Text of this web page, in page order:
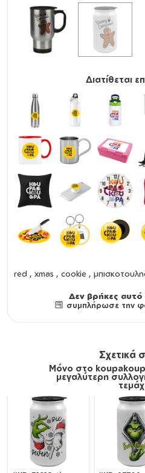
Διατίθεται
red , xmas , cookie ,
Δεν βρήκες αυτό
συμπλήρωσε την
Σχετικά
Μόνο στο
μεγαλύτερη